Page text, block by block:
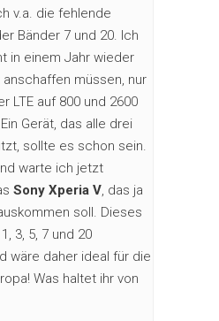
v.a. die fehlende
Bänder 7 und 20. Ich
in einem Jahr wieder
müssen, nur
LTE auf 800 und 2600
Gerät, das alle drei
sollte es schon sein.
warte ich jetzt
Sony Xperia V, das ja
soll. Dieses
3, 5, 7 und 20
wäre daher ideal für die
Was haltet ihr von